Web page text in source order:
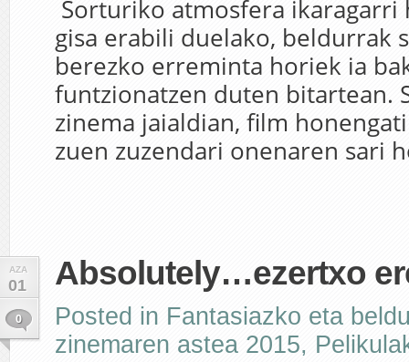
Sorturiko atmosfera ikaragarri
gisa erabili duelako, beldurrak
berezko erreminta horiek ia
funtzionatzen duten bitartean.
zinema jaialdian, film
zuen zuzendari onenaren sari
AZA
01
0
Absolutely…ezertxo
Posted in Fantasiazko eta
zinemaren astea 2015,